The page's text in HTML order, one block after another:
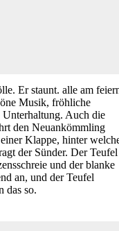
Er staunt. alle am
Musik, fröhliche
Unterhaltung. Auch die
den Neuankömmling
Klappe, hinter
der Sünder. Der Teufel
und der blanke
an, und der Teufel
das so.